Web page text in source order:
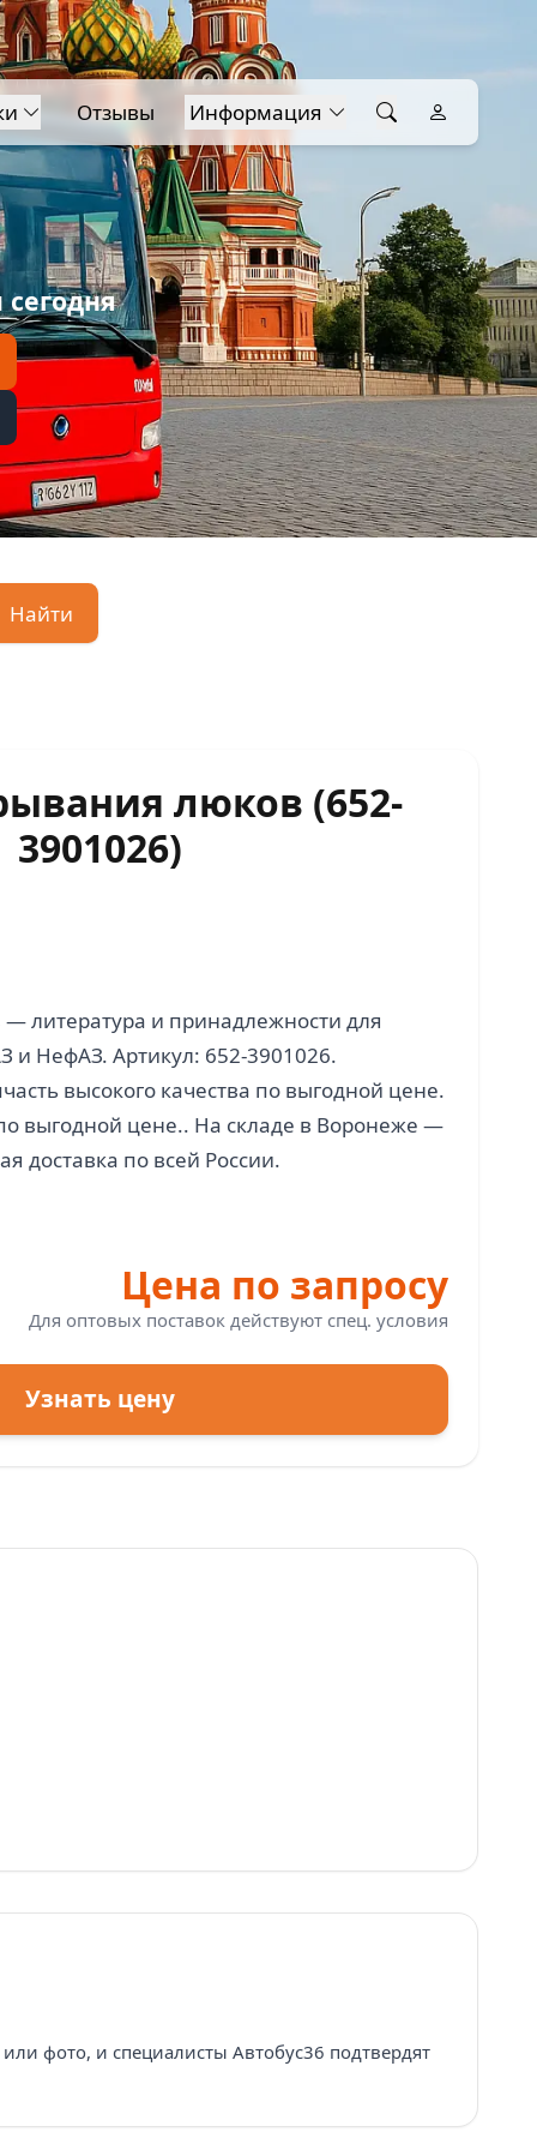
Отзывы Информация
Найти
люков (652-
3901026)
литература и принадлежности для
и НефАЗ. Артикул: 652-3901026.
высокого качества по выгодной цене.
выгодной цене.. На складе в Воронеже —
Цена по запросу
Для оптовых поставок действуют спец. условия
Узнать цену
фото, и специалисты Автобус36 подтвердят